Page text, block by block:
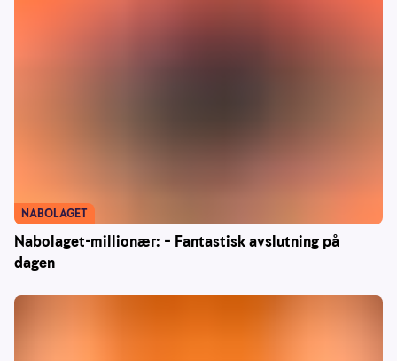
Nabolaget-millionær: – Fantastisk avslutning på
dagen
NABOLAGET